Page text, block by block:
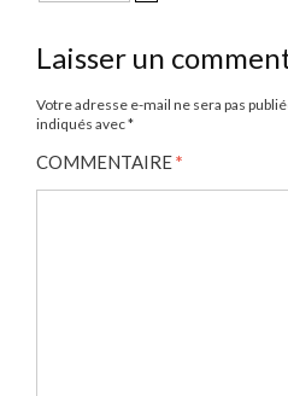
Laisser un
Votre adresse e-mail ne sera pas
indiqués avec*
COMMENTAIRE*